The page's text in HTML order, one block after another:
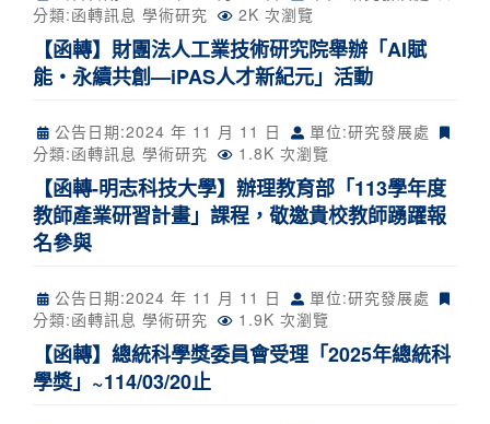
分類:函轉訊息 學術研究 2K 次瀏覽
【函轉】財團法人工業技術研究院舉辦「AI賦
能‧永續共創—iPAS人才新紀元」活動
公告日期:2024 年 11 月 11 日
單位:研究發展處
分類:函轉訊息 學術研究 1.8K 次瀏覽
【函轉-明志科技大學】辦理教育部「113學年度
教師產業研習計畫」課程，敬邀貴校教師踴躍報
名參與
公告日期:2024 年 11 月 11 日
單位:研究發展處
分類:函轉訊息 學術研究 1.9K 次瀏覽
【函轉】總統科學獎委員會受理「2025年總統科
學獎」~114/03/20止